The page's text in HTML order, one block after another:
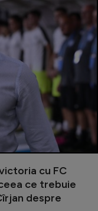
cu FC
ce trebuie
despre